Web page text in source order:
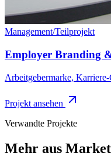
Management/Teilprojekt
Employer Branding
Arbeitgebermarke,
Projekt ansehen
Verwandte Projekte
Mehr aus